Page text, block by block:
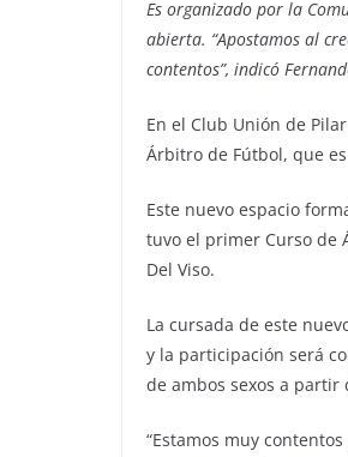
Es organizado por la
abierta. “Apostamos al
contentos”, indicó
En el Club Unión de
Árbitro de Fútbol, que
Este nuevo espacio
tuvo el primer Curso de
Del Viso.
La cursada de este
y la participación será
de ambos sexos a partir
“Estamos muy